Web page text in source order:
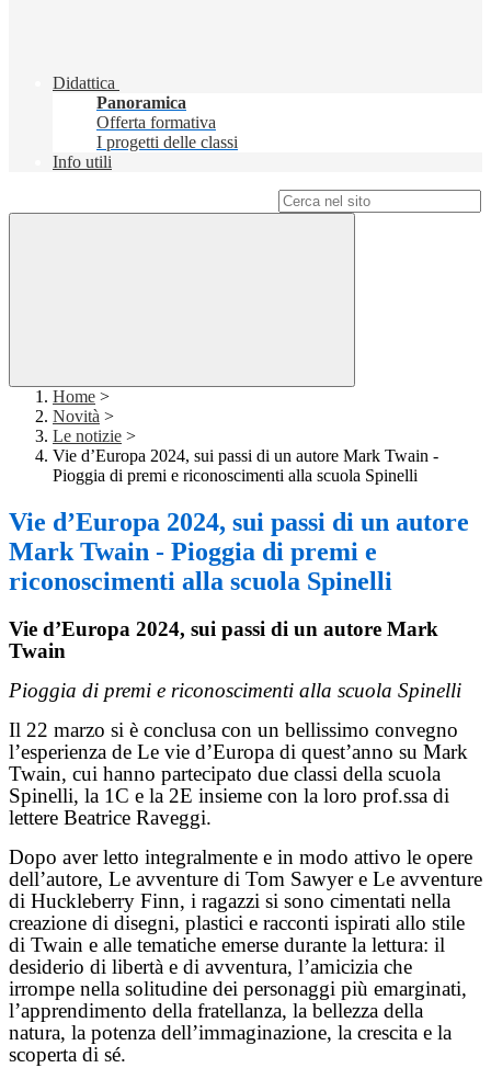
Didattica
Panoramica
Offerta formativa
I progetti delle classi
Info utili
Home >
Novità >
Le notizie >
Vie d’Europa 2024, sui passi di un autore Mark Twain -
Pioggia di premi e riconoscimenti alla scuola Spinelli
Vie d’Europa 2024, sui passi di un autore
Mark Twain - Pioggia di premi e
riconoscimenti alla scuola Spinelli
Vie d’Europa 2024, sui passi di un autore Mark
Twain
Pioggia di premi e riconoscimenti alla scuola Spinelli
Il 22 marzo si è conclusa con un bellissimo convegno
l’esperienza de Le vie d’Europa di quest’anno su Mark
Twain, cui hanno partecipato due classi della scuola
Spinelli, la 1C e la 2E insieme con la loro prof.ssa di
lettere Beatrice Raveggi.
Dopo aver letto integralmente e in modo attivo le opere
dell’autore, Le avventure di Tom Sawyer e Le avventure
di Huckleberry Finn, i ragazzi si sono cimentati nella
creazione di disegni, plastici e racconti ispirati allo stile
di Twain e alle tematiche emerse durante la lettura: il
desiderio di libertà e di avventura, l’amicizia che
irrompe nella solitudine dei personaggi più emarginati,
l’apprendimento della fratellanza, la bellezza della
natura, la potenza dell’immaginazione, la crescita e la
scoperta di sé.